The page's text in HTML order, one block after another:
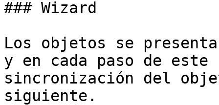
### Wizard
Los objetos se
y en cada paso de
sincronización del
siguiente.